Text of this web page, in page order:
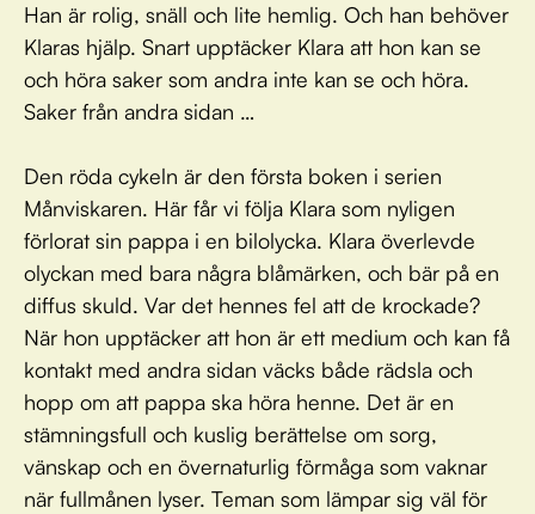
Han är rolig, snäll och lite hemlig. Och han behöver
Klaras hjälp. Snart upptäcker Klara att hon kan se
och höra saker som andra inte kan se och höra.
Saker från andra sidan …
Den röda cykeln är den första boken i serien
Månviskaren. Här får vi följa Klara som nyligen
förlorat sin pappa i en bilolycka. Klara överlevde
olyckan med bara några blåmärken, och bär på en
diffus skuld. Var det hennes fel att de krockade?
När hon upptäcker att hon är ett medium och kan få
kontakt med andra sidan väcks både rädsla och
hopp om att pappa ska höra henne. Det är en
stämningsfull och kuslig berättelse om sorg,
vänskap och en övernaturlig förmåga som vaknar
när fullmånen lyser. Teman som lämpar sig väl för